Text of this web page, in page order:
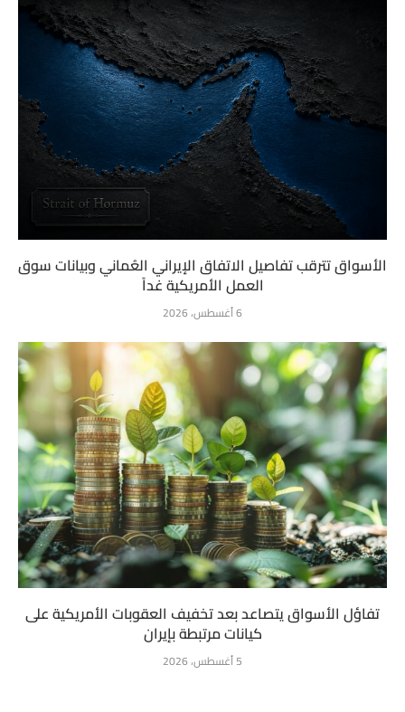
الأسواق تترقب تفاصيل الاتفاق الإيراني العُماني وبيانات سوق
العمل الأمريكية غداً
6 أغسطس، 2026
تفاؤل الأسواق يتصاعد بعد تخفيف العقوبات الأمريكية على
كيانات مرتبطة بإيران
5 أغسطس، 2026